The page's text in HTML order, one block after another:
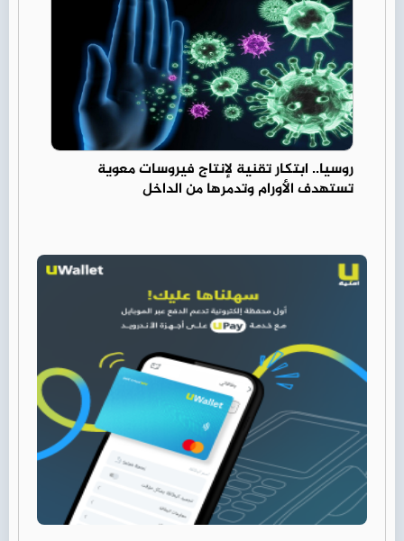
روسيا.. ابتكار تقنية لإنتاج فيروسات معوية
تستهدف الأورام وتدمرها من الداخل